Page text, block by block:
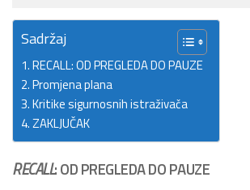
Sadržaj
RECALL: OD PREGLEDA DO PAUZE
Promjena plana
Kritike sigurnosnih istraživača
ZAKLJUČAK
RECALL: OD PREGLEDA DO PAUZE